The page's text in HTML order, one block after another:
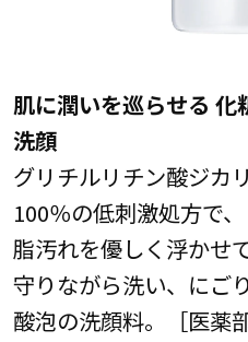
肌に潤いを巡らせる
洗顔
グリチルリチン酸ジカ
100％の低刺激処方で
脂汚れを優しく浮かせ
守りながら洗い、にご
酸泡の洗顔料。［医薬